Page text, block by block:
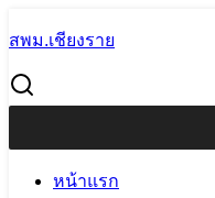
to
content
สพม.เชียงราย
หน้าแรก
for:
การสร้างวัฒนธรรม No Gift
การสร้างวัฒนธร